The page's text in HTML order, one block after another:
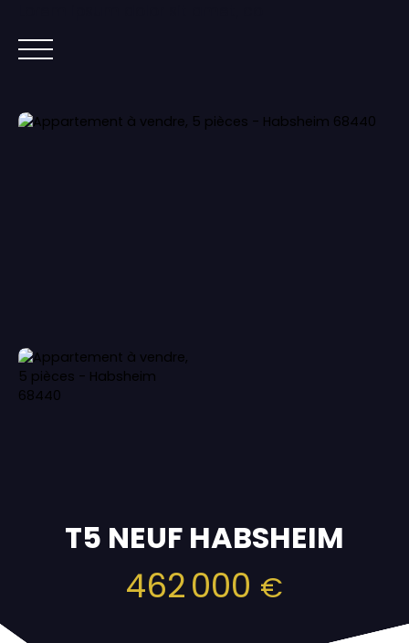
ACCUEIL ACHETER IMMOBILIER NEUF
T5 NEUF HABSHEIM
462 000 €